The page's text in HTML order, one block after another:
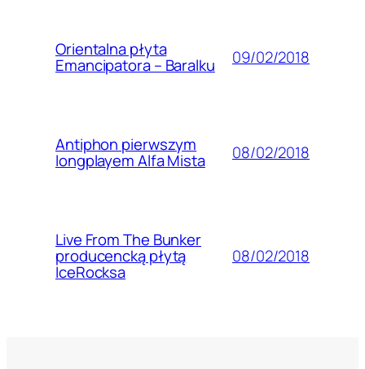
Orientalna płyta
Emancipatora – Baralku 09/02/2018
Antiphon pierwszym
longplayem Alfa Mista 08/02/2018
Live From The Bunker
producencką płytą
IceRocksa
08/02/2018